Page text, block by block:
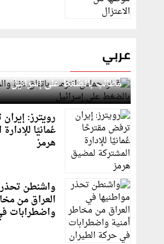
عربي
قطر: حماس التزمت باتفاق غزة
مطالب بالضغط على إسرائيل
رويترز:
عُمانيًا
هرمز
واشنطن
العراق من
واضطرابات